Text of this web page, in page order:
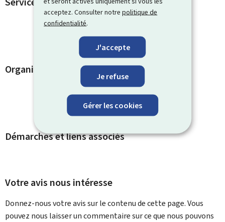
acceptez. Consulter notrepolitique de
confidentialité.
J'accepte
Je refuse
Gérer les cookies
Organismes de contact
Démarches et liens associés
Votre avis nous intéresse
Donnez-nous votre avis sur le contenu de cette page. Vous
pouvez nous laisser un commentaire sur ce que nous pouvons